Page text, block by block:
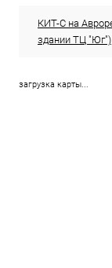
КИТ-С на
здании ТЦ "Юг")
загрузка карты...